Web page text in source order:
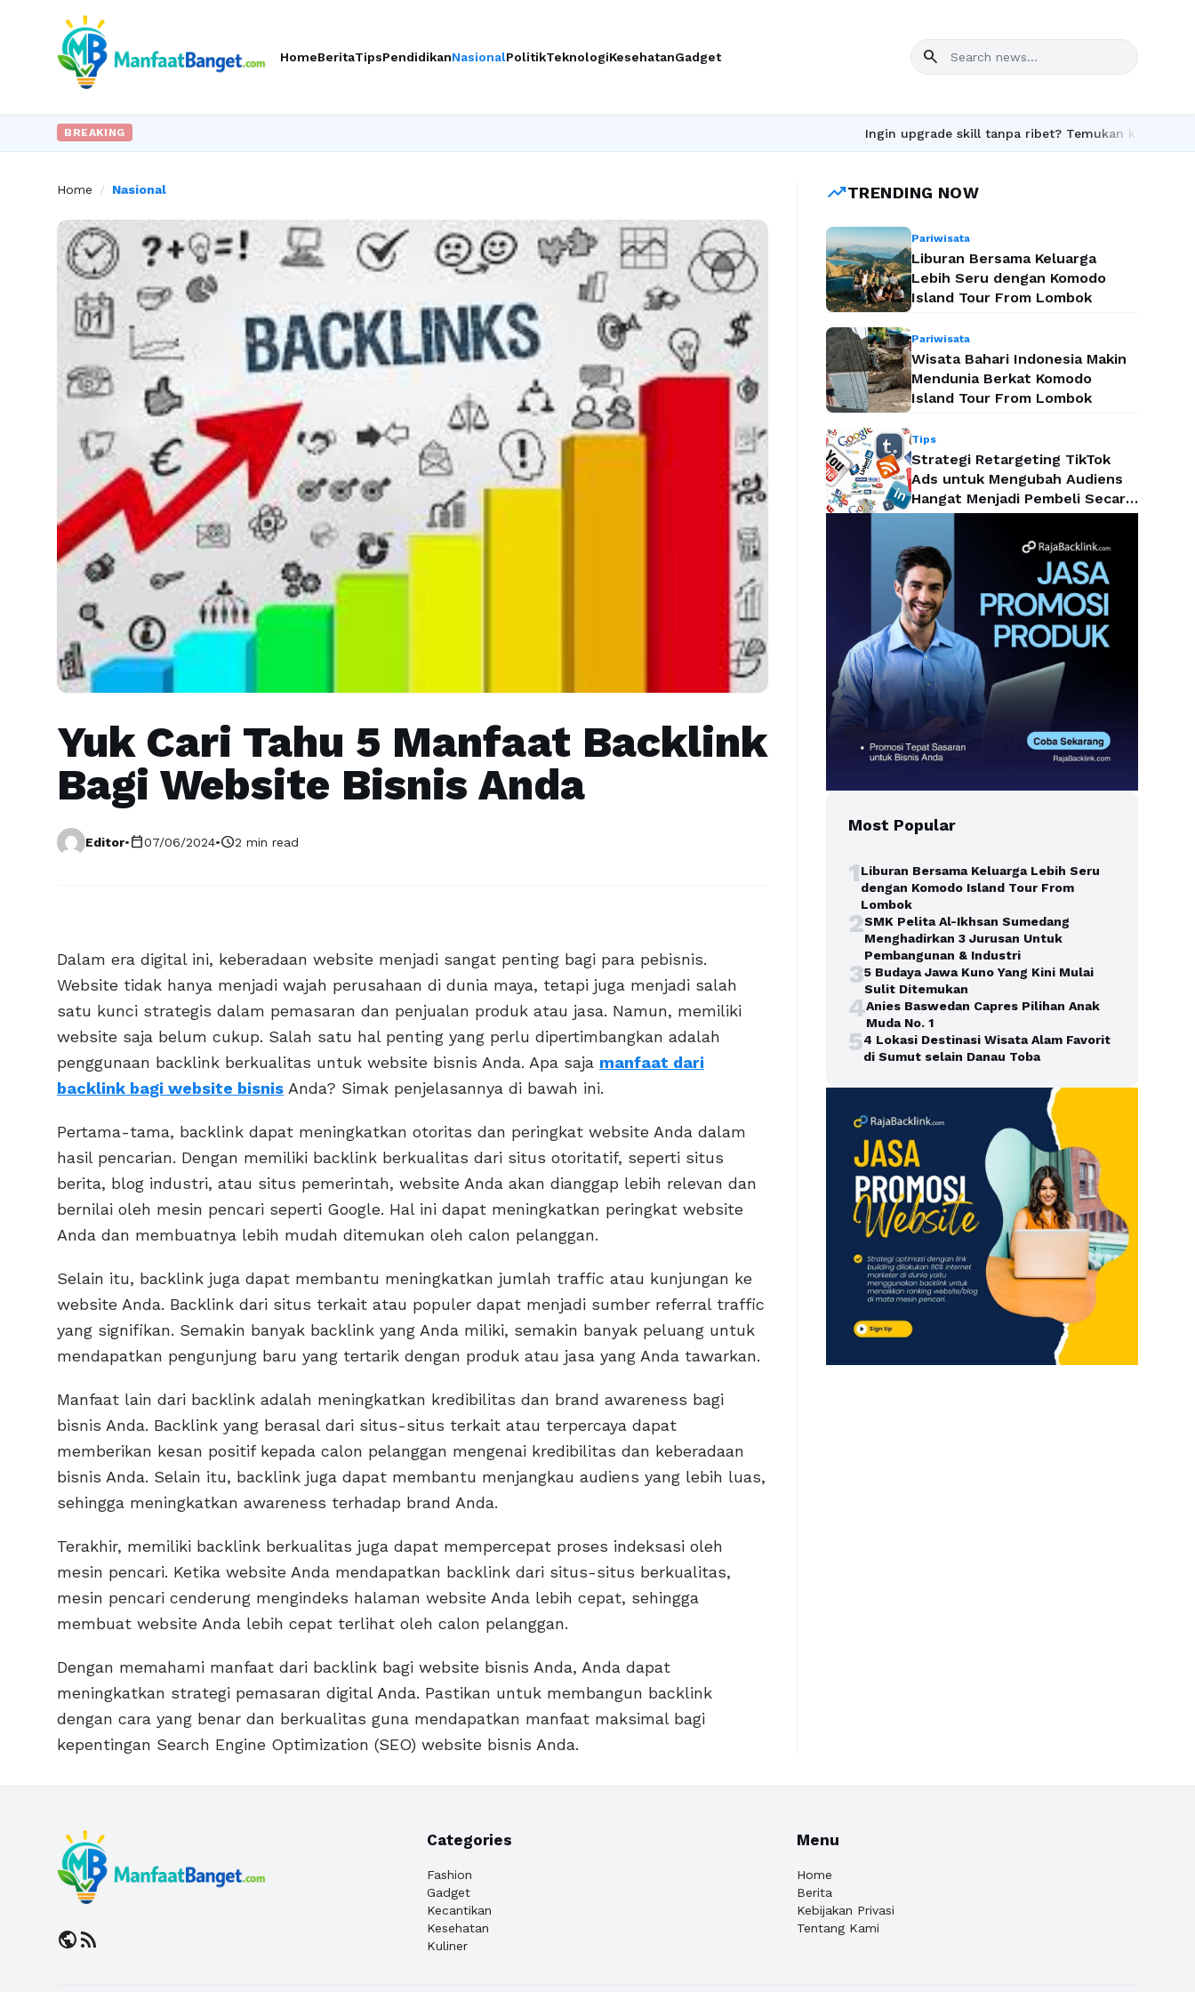
HomeBeritaTipsPendidikanNasionalPolitikTeknologiKesehatanGadget search
BREAKING Ingin upgrade skill tanpa ribet? Temukan kelas seru dan
Home / Nasional
Yuk Cari Tahu 5 Manfaat Backlink
Bagi Website Bisnis Anda
Editor•calendar_today07/06/2024•schedule2 min read
Dalam era digital ini, keberadaan website menjadi sangat penting bagi para pebisnis.
Website tidak hanya menjadi wajah perusahaan di dunia maya, tetapi juga menjadi salah
satu kunci strategis dalam pemasaran dan penjualan produk atau jasa. Namun, memiliki
website saja belum cukup. Salah satu hal penting yang perlu dipertimbangkan adalah
penggunaan backlink berkualitas untuk website bisnis Anda. Apa saja manfaat dari
backlink bagi website bisnis Anda? Simak penjelasannya di bawah ini.
Pertama-tama, backlink dapat meningkatkan otoritas dan peringkat website Anda dalam
hasil pencarian. Dengan memiliki backlink berkualitas dari situs otoritatif, seperti situs
berita, blog industri, atau situs pemerintah, website Anda akan dianggap lebih relevan dan
bernilai oleh mesin pencari seperti Google. Hal ini dapat meningkatkan peringkat website
Anda dan membuatnya lebih mudah ditemukan oleh calon pelanggan.
Selain itu, backlink juga dapat membantu meningkatkan jumlah traffic atau kunjungan ke
website Anda. Backlink dari situs terkait atau populer dapat menjadi sumber referral traffic
yang signifikan. Semakin banyak backlink yang Anda miliki, semakin banyak peluang untuk
mendapatkan pengunjung baru yang tertarik dengan produk atau jasa yang Anda tawarkan.
Manfaat lain dari backlink adalah meningkatkan kredibilitas dan brand awareness bagi
bisnis Anda. Backlink yang berasal dari situs-situs terkait atau terpercaya dapat
memberikan kesan positif kepada calon pelanggan mengenai kredibilitas dan keberadaan
bisnis Anda. Selain itu, backlink juga dapat membantu menjangkau audiens yang lebih luas,
sehingga meningkatkan awareness terhadap brand Anda.
Terakhir, memiliki backlink berkualitas juga dapat mempercepat proses indeksasi oleh
mesin pencari. Ketika website Anda mendapatkan backlink dari situs-situs berkualitas,
mesin pencari cenderung mengindeks halaman website Anda lebih cepat, sehingga
membuat website Anda lebih cepat terlihat oleh calon pelanggan.
Dengan memahami manfaat dari backlink bagi website bisnis Anda, Anda dapat
meningkatkan strategi pemasaran digital Anda. Pastikan untuk membangun backlink
dengan cara yang benar dan berkualitas guna mendapatkan manfaat maksimal bagi
kepentingan Search Engine Optimization (SEO) website bisnis Anda.
trending_upTRENDING NOW
Pariwisata
Liburan Bersama Keluarga
Lebih Seru dengan Komodo
Island Tour From Lombok
Pariwisata
Wisata Bahari Indonesia Makin
Mendunia Berkat Komodo
Island Tour From Lombok
Tips
Strategi Retargeting TikTok
Ads untuk Mengubah Audiens
Hangat Menjadi Pembeli Secara
Efektif
Most Popular
1Liburan Bersama Keluarga Lebih Seru
dengan Komodo Island Tour From
Lombok
2SMK Pelita Al-Ikhsan Sumedang
Menghadirkan 3 Jurusan Untuk
Pembangunan & Industri
35 Budaya Jawa Kuno Yang Kini Mulai
Sulit Ditemukan
4Anies Baswedan Capres Pilihan Anak
Muda No. 1
54 Lokasi Destinasi Wisata Alam Favorit
di Sumut selain Danau Toba
publicrss_feed
Categories
Fashion
Gadget
Kecantikan
Kesehatan
Kuliner
Menu
Home
Berita
Kebijakan Privasi
Tentang Kami